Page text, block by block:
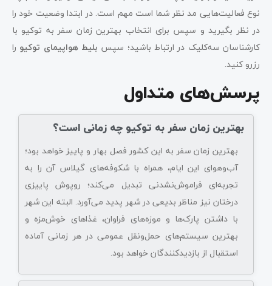
نوع فعالیت‌هایی مد نظر شما است مهم است. در ابتدا وضعیت خود را
در نظر بگیرید و سپس برای انتخاب بهترین زمان سفر به توکیو با
کارشناسان سه‌کلیک در ارتباط باشید؛ سپس بلیط هواپیمای توکیو را
رزرو کنید.
پرسش‌های متداول
بهترین زمان سفر به توکیو چه زمانی است؟
بهترین زمان سفر به این کشور فصل بهار و پاییز خواهد بود؛
آب‌و‌هوای این ایام، همراه با شکوفه‌های گیلاس آن را به
تجربه‌ای فراموش‌نشدنی تبدیل می‌کند؛ روپوش پاییزی
درختان نیز مناظر بدیعی در شهر پدید می‌آورد. البته این شهر
با داشتن پارک‌ها و موزه‌های فراوان، غذاهای خوش‌مزه و
بهترین سیستم‌های حمل‌و‌نقل عمومی در هر زمانی آماده
استقبال از بازدیدکنندگان خواهد بود.